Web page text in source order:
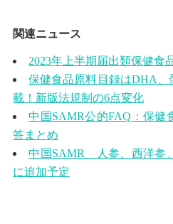
関連ニュース
2023年上半期届出類保健食
保健食品原料目録はDHA
載！新版法規制の6点変化
中国SAMR公的FAQ ：保健
答まとめ
中国SAMR
人参、西洋参
に追加予定